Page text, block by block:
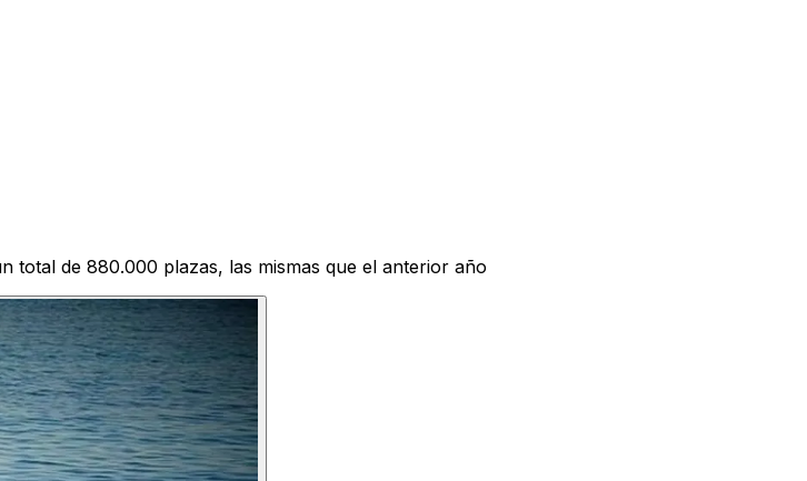
total de 880.000 plazas, las mismas que el anterior año